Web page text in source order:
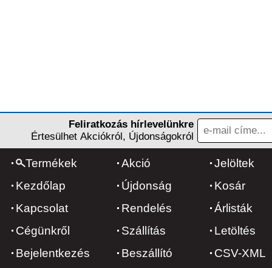
Feliratkozás hírlevelünkre
Értesülhet Akciókról, Újdonságokról
Termékek
Kezdőlap
Kapcsolat
Cégünkről
Bejelentkezés
Akció
Újdonság
Rendelés
Szállítás
Beszállító
Jelöltek
Kosár
Árlisták
Letöltés
CSV-XML